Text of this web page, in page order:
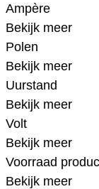
Ampère
Bekijk meer
Polen
Bekijk meer
Uurstand
Bekijk meer
Volt
Bekijk meer
Voorraad
Bekijk meer